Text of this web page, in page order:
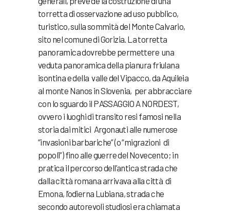
torretta di osservazione ad uso pubblico,
turistico, sulla sommità del Monte Calvario,
sito nel comune di Gorizia. La torretta
panoramica dovrebbe permettere una
veduta panoramica della pianura friulana
isontina e della valle del Vipacco, da Aquileia
al monte Nanos in Slovenia, per abbracciare
con lo sguardo il PASSAGGIO A NORDEST,
ovvero i luoghi di transito resi famosi nella
storia dai mitici Argonauti alle numerose
“invasioni barbariche” (o “migrazioni di
popoli”) fino alle guerre del Novecento; in
pratica il percorso dell’antica strada che
dalla città romana arrivava alla città di
Emona, l’odierna Lubiana, strada che
secondo autorevoli studiosi era chiamata